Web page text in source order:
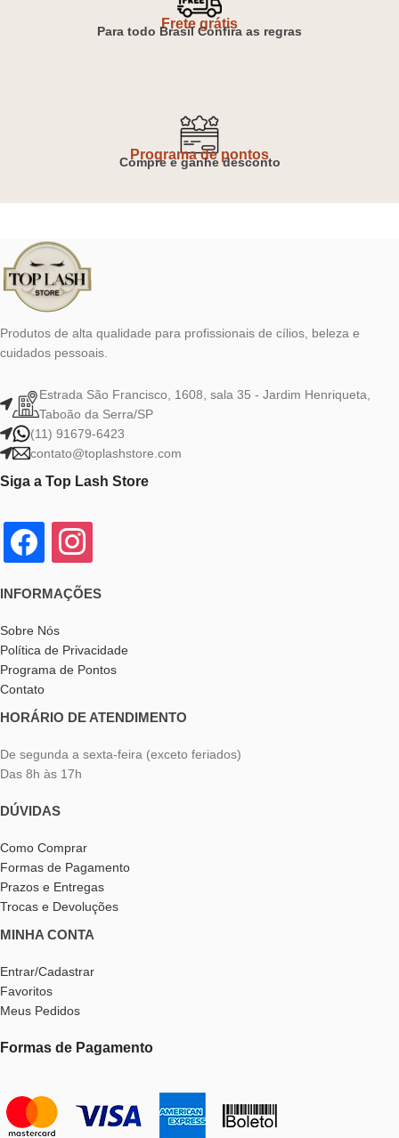
Frete grátis
Para todo Brasil Confira as regras
Programa de pontos
Compre e ganhe desconto
Produtos de alta qualidade para profissionais de cílios, beleza e
cuidados pessoais.
Estrada São Francisco, 1608, sala 35 - Jardim Henriqueta,
Taboão da Serra/SP
(11) 91679-6423
contato@toplashstore.com
Siga a Top Lash Store
INFORMAÇÕES
Sobre Nós
Política de Privacidade
Programa de Pontos
Contato
HORÁRIO DE ATENDIMENTO
De segunda a sexta-feira (exceto feriados)
Das 8h às 17h
DÚVIDAS
Como Comprar
Formas de Pagamento
Prazos e Entregas
Trocas e Devoluções
MINHA CONTA
Entrar/Cadastrar
Favoritos
Meus Pedidos
Formas de Pagamento